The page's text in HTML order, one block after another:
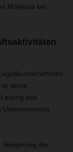
Malaysia bei
er seine
des
Unternehmens
Steigerung der